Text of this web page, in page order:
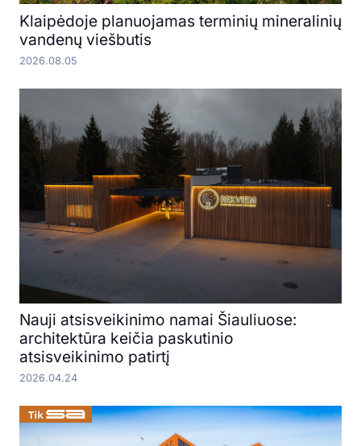
Klaipėdoje planuojamas terminių mineralinių
vandenų viešbutis
2026.08.05
Nauji atsisveikinimo namai Šiauliuose:
architektūra keičia paskutinio
atsisveikinimo patirtį
2026.04.24